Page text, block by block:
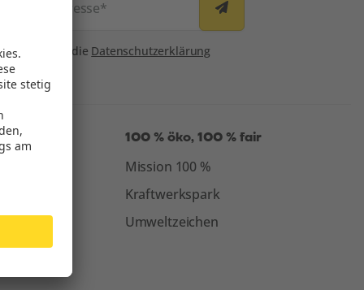
E-Mail-Adresse*
Ich habe die Datenschutzerklärung
100 % öko, 100 % fair
Mission 100 %
Kraftwerkspark
Umweltzeichen